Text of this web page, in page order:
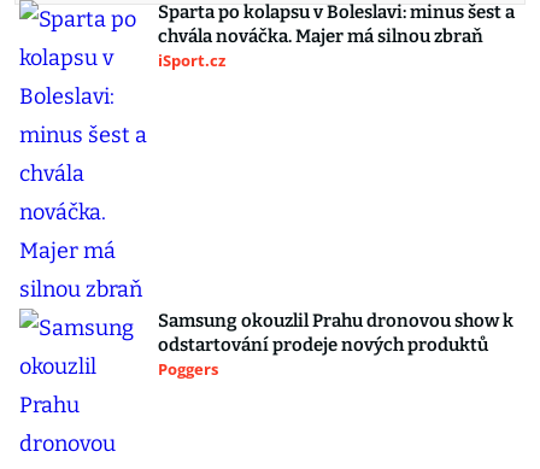
Sparta po kolapsu v Boleslavi: minus šest a
chvála nováčka. Majer má silnou zbraň
iSport.cz
Samsung okouzlil Prahu dronovou show k
odstartování prodeje nových produktů
Poggers